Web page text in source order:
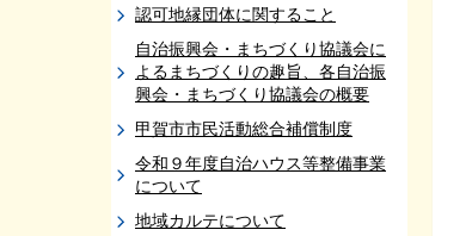
認可地縁団体に関すること
自治振興会・まちづくり協議会に
よるまちづくりの趣旨、各自治振
興会・まちづくり協議会の概要
甲賀市市民活動総合補償制度
令和９年度自治ハウス等整備事業
について
地域カルテについて